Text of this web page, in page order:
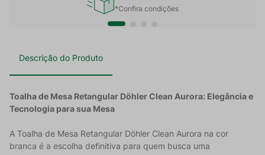
*Confira condições
Descrição do Produto
Toalha de Mesa Retangular Döhler Clean Aurora: Elegância e
Tecnologia para sua Mesa
A Toalha de Mesa Retangular Döhler Clean Aurora na cor
branca é a escolha definitiva para quem busca uma